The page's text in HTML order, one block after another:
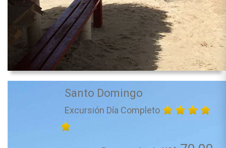
Santo Domingo
Excursión Día Completo